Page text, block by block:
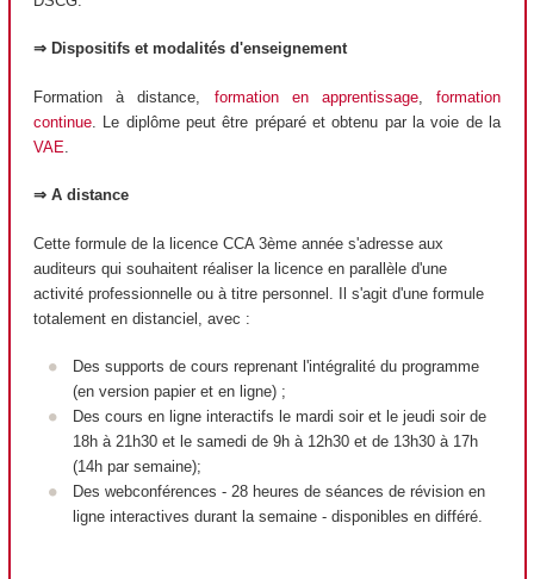
⇒ Dispositifs et modalités d'enseignement
Formation à distance, formation en apprentissage,formation
continue . Le diplôme peut être préparé et obtenu par la voie de la
VAE
⇒ A distance
Cette formule de la licence CCA 3ème année s'adresse aux
auditeurs qui souhaitent réaliser la licence en parallèle d'une
activité professionnelle ou à titre personnel. Il s'agit d'une formule
totalement en distanciel, avec :
Des supports de cours reprenant l'intégralité du programme
(en version papier et en ligne) ;
Des cours en ligne interactifs le mardi soir et le jeudi soir de
18h à 21h30 et le samedi de 9h à 12h30 et de 13h30 à 17h
(14h par semaine);
Des webconférences - 28 heures de séances de révision en
ligne interactives durant la semaine - disponibles en différé.